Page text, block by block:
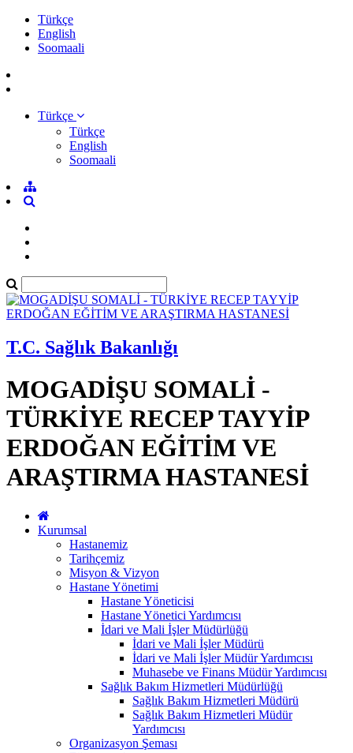
Türkçe
English
Soomaali
Türkçe
Türkçe
English
Soomaali
T.C. Sağlık Bakanlığı
MOGADİŞU SOMALİ -
TÜRKİYE RECEP TAYYİP
ERDOĞAN EĞİTİM VE
ARAŞTIRMA HASTANESİ
Kurumsal
Hastanemiz
Tarihçemiz
Misyon & Vizyon
Hastane Yönetimi
Hastane Yöneticisi
Hastane Yönetici Yardımcısı
İdari ve Mali İşler Müdürlüğü
İdari ve Mali İşler Müdürü
İdari ve Mali İşler Müdür Yardımcısı
Muhasebe ve Finans Müdür Yardımcısı
Sağlık Bakım Hizmetleri Müdürlüğü
Sağlık Bakım Hizmetleri Müdürü
Sağlık Bakım Hizmetleri Müdür
Yardımcısı
Organizasyon Şeması